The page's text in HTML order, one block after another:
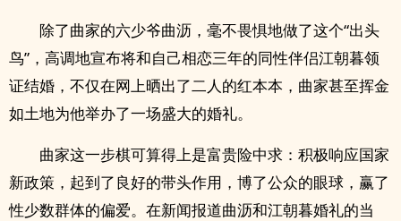
除了曲家的六少爷曲沥，毫不畏惧地做了这个“出头
鸟”，高调地宣布将和自己相恋三年的同性伴侣江朝暮领
证结婚，不仅在网上晒出了二人的红本本，曲家甚至挥金
如土地为他举办了一场盛大的婚礼。
曲家这一步棋可算得上是富贵险中求：积极响应国家
新政策，起到了良好的带头作用，博了公众的眼球，赢了
性少数群体的偏爱。在新闻报道曲沥和江朝暮婚礼的当